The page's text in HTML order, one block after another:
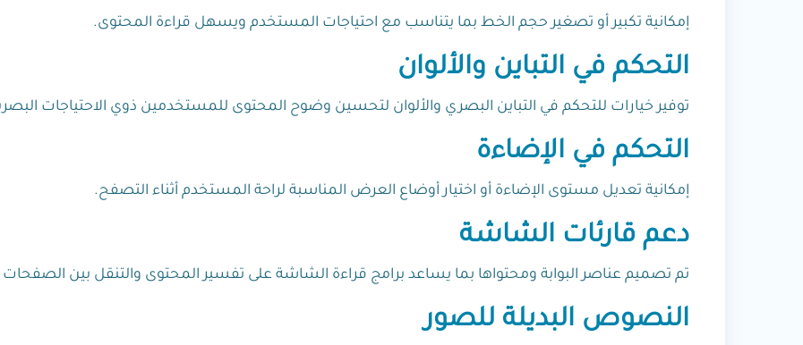
إمكانية تكبير أو تصغير حجم الخط بما يتناسب مع احتياجات المستخدم ويسهل قراءة المحتوى.
التحكم في التباين والألوان
توفير خيارات للتحكم في التباين البصري والألوان لتحسين وضوح المحتوى للمستخدمين ذوي الاحتياجات
التحكم في الإضاءة
إمكانية تعديل مستوى الإضاءة أو اختيار أوضاع العرض المناسبة لراحة المستخدم أثناء التصفح.
دعم قارئات الشاشة
تم تصميم عناصر البوابة ومحتواها بما يساعد برامج قراءة الشاشة على تفسير المحتوى والتنقل بين الصفحات
النصوص البديلة للصور